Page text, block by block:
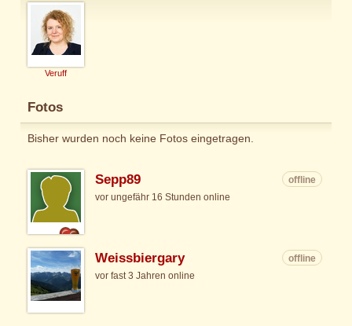
Veruff
Fotos
Bisher wurden noch keine Fotos eingetragen.
Sepp89
offline
vor ungefähr 16 Stunden online
Weissbiergary
offline
vor fast 3 Jahren online